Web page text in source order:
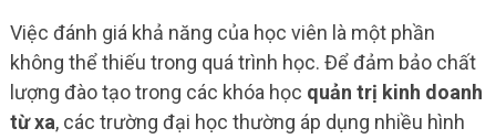
Việc đánh giá khả năng của học viên là một phần
không thể thiếu trong quá trình học. Để đảm bảo chất
lượng đào tạo trong các khóa học quản trị kinh doanh
từ xa, các trường đại học thường áp dụng nhiều hình